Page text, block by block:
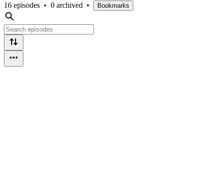
16 episodes • 0 archived • Bookmarks